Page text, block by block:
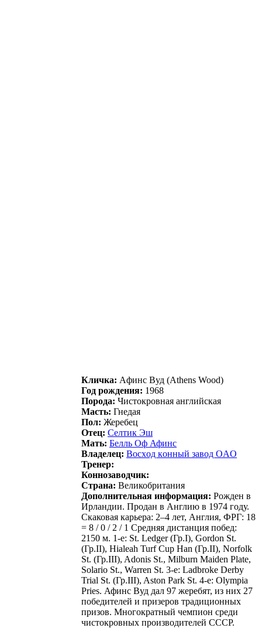
Кличка: Aфинc Bуд (Athens Wood)
Год рождения: 1968
Порода: Чистокровная английская
Масть: Гнедая
Пол: Жеребец
Отец: Сeлтик Эш
Мать: Бeлль Oф Афинc
Владелец: Вocхoд кoнный зaвoд OAO
Тренер:
Коннозаводчик:
Страна: Великобритания
Дополнительная информация: Рожден в
Ирландии. Продан в Англию в 1974 году.
Скаковая карьера: 2–4 лет, Англия, ФРГ: 18
= 8 / 0 / 2 / 1 Средняя дистанция побед:
2150 м. 1-е: St. Ledger (Гр.I), Gordon St.
(Гр.II), Hialeah Turf Cup Han (Гр.II), Norfolk
St. (Гр.III), Adonis St., Milburn Maiden Plate,
Solario St., Warren St. 3-е: Ladbroke Derby
Trial St. (Гр.III), Aston Park St. 4-е: Olympia
Pries. Афинс Вуд дал 97 жеребят, из них 27
победителей и призеров традиционных
призов. Многократный чемпион среди
чистокровных производителей СССР.